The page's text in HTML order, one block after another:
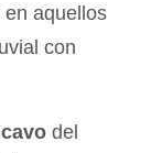
aquellos
con
del